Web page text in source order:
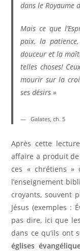
dans le Royaume
Mais ce que
paix, la
douceur et la
telles choses!
mourir sur la
ses désirs »
Galates, ch. 5
Après cette
affaire a produit
ces « chrétiens »
l’enseignement
croyants, souvent
Jésus (exemples :
pas dire, ici que
dans ce qu’ils ont
églises